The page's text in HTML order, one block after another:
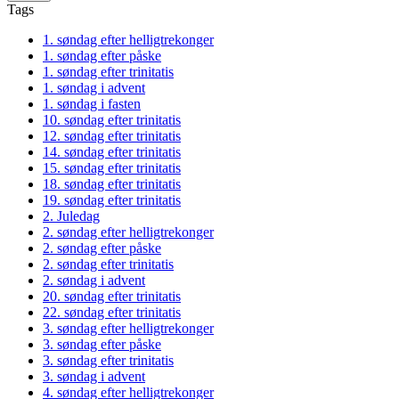
Tags
1. søndag efter helligtrekonger
1. søndag efter påske
1. søndag efter trinitatis
1. søndag i advent
1. søndag i fasten
10. søndag efter trinitatis
12. søndag efter trinitatis
14. søndag efter trinitatis
15. søndag efter trinitatis
18. søndag efter trinitatis
19. søndag efter trinitatis
2. Juledag
2. søndag efter helligtrekonger
2. søndag efter påske
2. søndag efter trinitatis
2. søndag i advent
20. søndag efter trinitatis
22. søndag efter trinitatis
3. søndag efter helligtrekonger
3. søndag efter påske
3. søndag efter trinitatis
3. søndag i advent
4. søndag efter helligtrekonger